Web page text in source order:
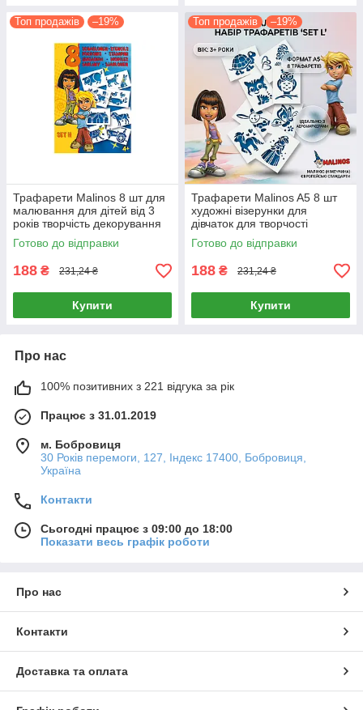
Топ продажів –19%
Трафарети Malinos 8 шт для
малювання для дітей від 3
років творчість декорування
Готово до відправки
188 ₴ 231,24 ₴
Купити
Топ продажів –19%
Трафарети Malinos A5 8 шт
художні візерунки для
дівчаток для творчості
Готово до відправки
188 ₴ 231,24 ₴
Купити
Про нас
100% позитивних з 221 відгука за рік
Працює з 31.01.2019
м. Бобровиця
30 Років перемоги, 127, Індекс 17400, Бобровиця,
Україна
Контакти
Сьогодні працює з 09:00 до 18:00
Показати весь графік роботи
Про нас
Контакти
Доставка та оплата